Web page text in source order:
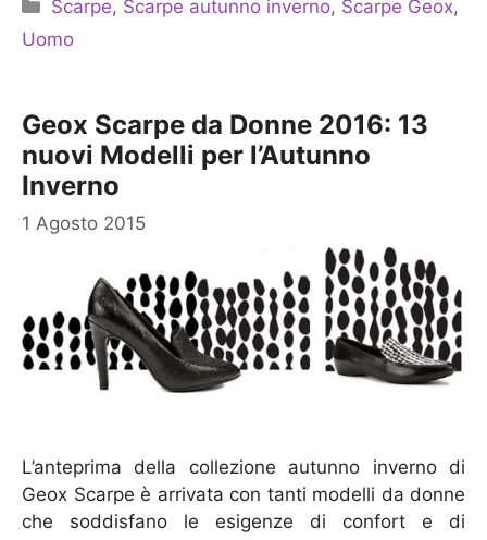
Scarpe, Scarpe autunno inverno, Scarpe Geox,
Uomo
Geox Scarpe da Donne 2016: 13
nuovi Modelli per l’Autunno
Inverno
1 Agosto 2015
L’anteprima della collezione autunno inverno di
Geox Scarpe è arrivata con tanti modelli da donne
che soddisfano le esigenze di confort e di